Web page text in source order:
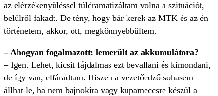
az elérzékenyüléssel túldramatizáltam volna a szituációt,
belülről fakadt. De tény, hogy bár kerek az MTK és az én
történetem, akkor, ott, megkönnyebbültem.
– Ahogyan fogalmazott: lemerült az akkumulátora?
– Igen. Lehet, kicsit fájdalmas ezt bevallani és kimondani,
de így van, elfáradtam. Hiszen a vezetőedző sohasem
állhat le, ha nem bajnokira vagy kupameccsre készül a